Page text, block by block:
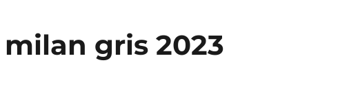
gris 2023